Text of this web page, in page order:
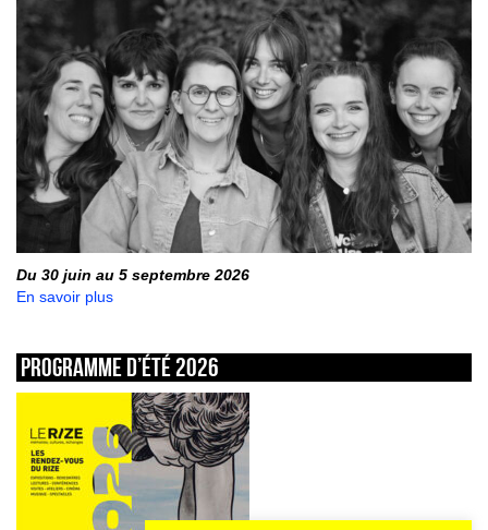
Du 30 juin au 5 septembre 2026
En savoir plus
Programme d’été 2026